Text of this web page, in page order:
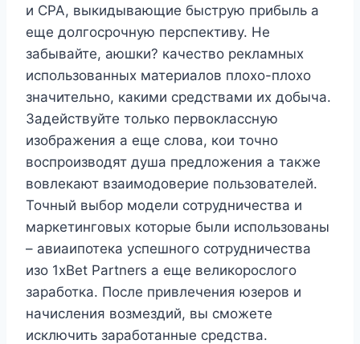
и CPA, выкидывающие быструю прибыль а
еще долгосрочную перспективу. Не
забывайте, аюшки? качество рекламных
использованных материалов плохо-плохо
значительно, какими средствами их добыча.
Задействуйте только первоклассную
изображения а еще слова, кои точно
воспроизводят душа предложения а также
вовлекают взаимодоверие пользователей.
Точный выбор модели сотрудничества и
маркетинговых которые были использованы
– авиаипотека успешного сотрудничества
изо 1xBet Partners а еще великорослого
заработка. После привлечения юзеров и
начисления возмездий, вы сможете
исключить заработанные средства.